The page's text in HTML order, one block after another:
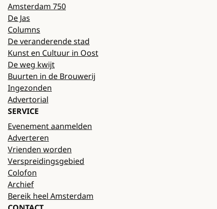
Amsterdam 750
De Jas
Columns
De veranderende stad
Kunst en Cultuur in Oost
De weg kwijt
Buurten in de Brouwerij
Ingezonden
Advertorial
SERVICE
Evenement aanmelden
Adverteren
Vrienden worden
Verspreidingsgebied
Colofon
Archief
Bereik heel Amsterdam